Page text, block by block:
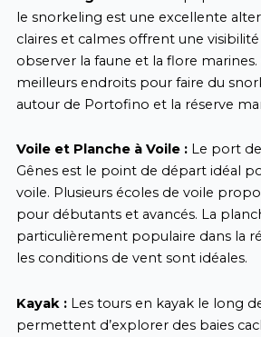
le snorkeling est une excellente
claires et calmes offrent une
observer la faune et la flore marines.
meilleurs endroits pour faire du
autour de Portofino et la réserve
Voile et Planche à Voile :Le port de
Gênes est le point de départ idéal
voile. Plusieurs écoles de voile
pour débutants et avancés. La
particulièrement populaire dans la
les conditions de vent sont idéales.
Kayak :Les tours en kayak le long
permettent d’explorer des baies